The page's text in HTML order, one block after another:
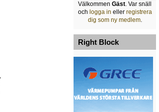
Välkommen Gäst. Var snäll
och logga in eller registrera
dig som ny medlem.
Right Block